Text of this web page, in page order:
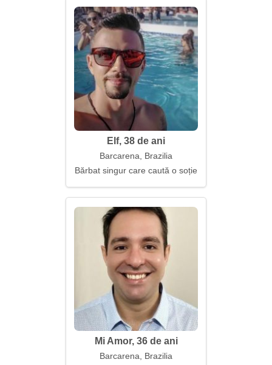
Elf, 38 de ani
Barcarena, Brazilia
Bărbat singur care caută o soție
Mi Amor, 36 de ani
Barcarena, Brazilia